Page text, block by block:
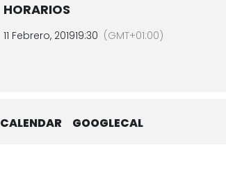
HORARIOS
11 Febrero, 201919:30 (GMT+01:00)
CALENDAR GOOGLECAL